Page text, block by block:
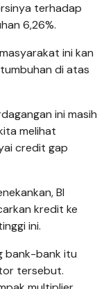
terhadap
6,26%.
ini kan
di atas
ini masih
melihat
credit gap
BI
kredit ke
ini.
bank-bank itu
tersebut.